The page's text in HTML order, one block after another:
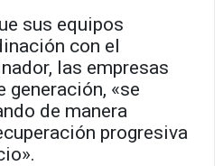
sus equipos
con el
las empresas
generación, «se
de manera
progresiva